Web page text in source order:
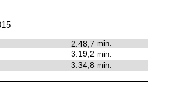
2:48,7 min.
3:19,2 min.
3:34,8 min.